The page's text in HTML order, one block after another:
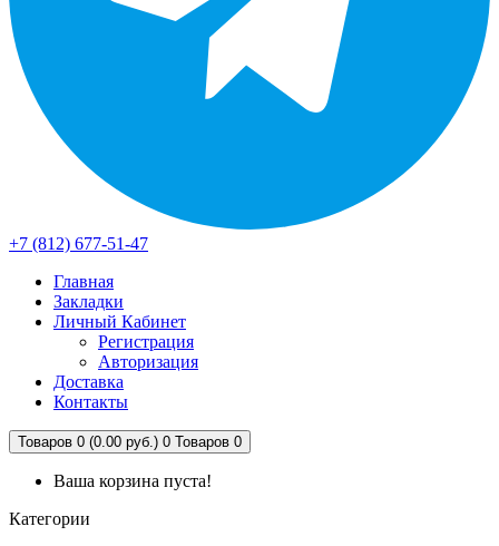
+7 (812) 677-51-47
Главная
Закладки
Личный Кабинет
Регистрация
Авторизация
Доставка
Контакты
Товаров 0 (0.00 руб.) 0 Товаров 0
Ваша корзина пуста!
Категории